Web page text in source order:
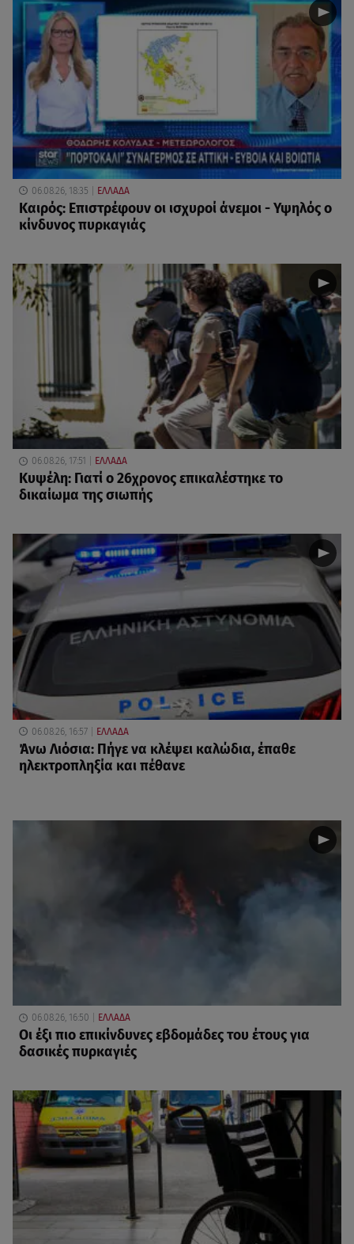
06.08.26, 18:35 ΕΛΛΑΔΑ
Καιρός: Επιστρέφουν οι ισχυροί άνεμοι - Υψηλός ο
κίνδυνος πυρκαγιάς
06.08.26, 17:51 ΕΛΛΑΔΑ
Κυψέλη: Γιατί ο 26χρονος επικαλέστηκε το
δικαίωμα της σιωπής
06.08.26, 16:57 ΕΛΛΑΔΑ
Άνω Λιόσια: Πήγε να κλέψει καλώδια, έπαθε
ηλεκτροπληξία και πέθανε
06.08.26, 16:50 ΕΛΛΑΔΑ
Οι έξι πιο επικίνδυνες εβδομάδες του έτους για
δασικές πυρκαγιές